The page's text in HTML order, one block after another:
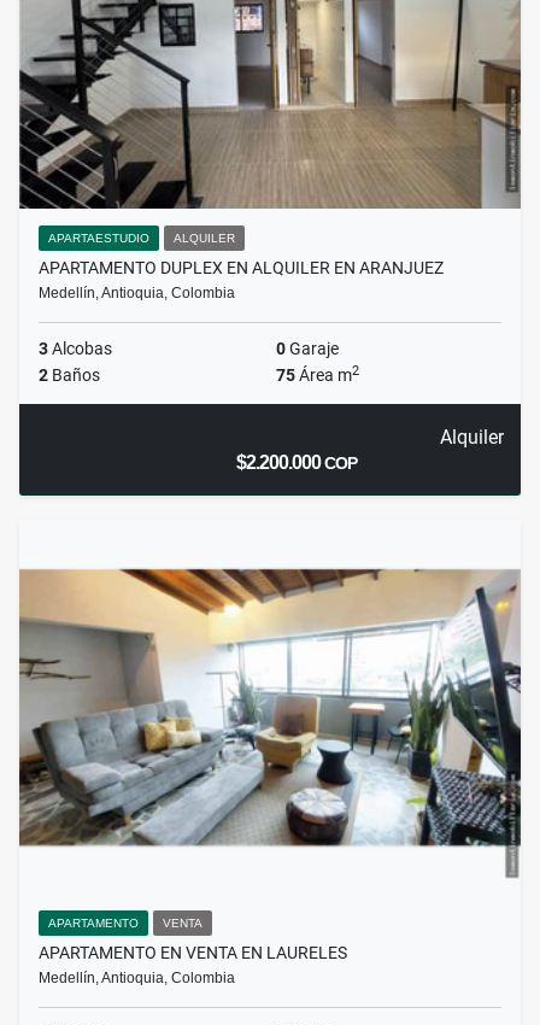
APARTAESTUDIO ALQUILER
APARTAMENTO DUPLEX EN ALQUILER EN ARANJUEZ
Medellín, Antioquia, Colombia
3Alcobas 0Garaje
2 Baños 75Área m2
Alquiler
$2.200.000COP
APARTAMENTO VENTA
APARTAMENTO EN VENTA EN LAURELES
Medellín, Antioquia, Colombia